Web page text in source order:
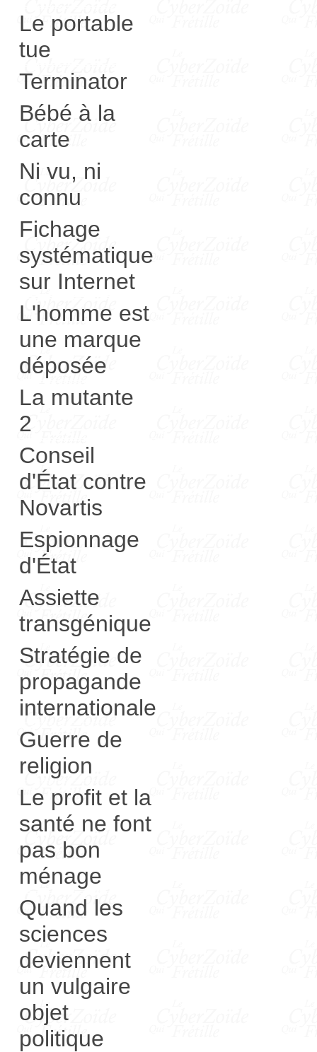
Le portable
tue
Terminator
Bébé à la
carte
Ni vu, ni
connu
Fichage
systématique
sur Internet
L'homme est
une marque
déposée
La mutante
2
Conseil
d'État contre
Novartis
Espionnage
d'État
Assiette
transgénique
Stratégie de
propagande
internationale
Guerre de
religion
Le profit et la
santé ne font
pas bon
ménage
Quand les
sciences
deviennent
un vulgaire
objet
politique